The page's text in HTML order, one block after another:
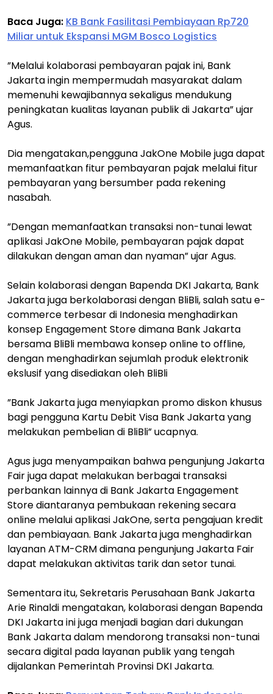
Baca Juga: KB Bank Fasilitasi Pembiayaan Rp720
Miliar untuk Ekspansi MGM Bosco Logistics
”Melalui kolaborasi pembayaran pajak ini, Bank
Jakarta ingin mempermudah masyarakat dalam
memenuhi kewajibannya sekaligus mendukung
peningkatan kualitas layanan publik di Jakarta” ujar
Agus.
Dia mengatakan,pengguna JakOne Mobile juga dapat
memanfaatkan fitur pembayaran pajak melalui fitur
pembayaran yang bersumber pada rekening
nasabah.
”Dengan memanfaatkan transaksi non-tunai lewat
aplikasi JakOne Mobile, pembayaran pajak dapat
dilakukan dengan aman dan nyaman” ujar Agus.
Selain kolaborasi dengan Bapenda DKI Jakarta, Bank
Jakarta juga berkolaborasi dengan BliBli, salah satu e-
commerce terbesar di Indonesia menghadirkan
konsep Engagement Store dimana Bank Jakarta
bersama BliBli membawa konsep online to offline,
dengan menghadirkan sejumlah produk elektronik
ekslusif yang disediakan oleh BliBli
”Bank Jakarta juga menyiapkan promo diskon khusus
bagi pengguna Kartu Debit Visa Bank Jakarta yang
melakukan pembelian di BliBli” ucapnya.
Agus juga menyampaikan bahwa pengunjung Jakarta
Fair juga dapat melakukan berbagai transaksi
perbankan lainnya di Bank Jakarta Engagement
Store diantaranya pembukaan rekening secara
online melalui aplikasi JakOne, serta pengajuan kredit
dan pembiayaan. Bank Jakarta juga menghadirkan
layanan ATM-CRM dimana pengunjung Jakarta Fair
dapat melakukan aktivitas tarik dan setor tunai.
Sementara itu, Sekretaris Perusahaan Bank Jakarta
Arie Rinaldi mengatakan, kolaborasi dengan Bapenda
DKI Jakarta ini juga menjadi bagian dari dukungan
Bank Jakarta dalam mendorong transaksi non-tunai
secara digital pada layanan publik yang tengah
dijalankan Pemerintah Provinsi DKI Jakarta.